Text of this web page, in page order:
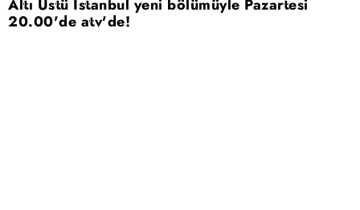
Altı Üstü İstanbul yeni bölümüyle Pazartesi
20.00'de atv'de!